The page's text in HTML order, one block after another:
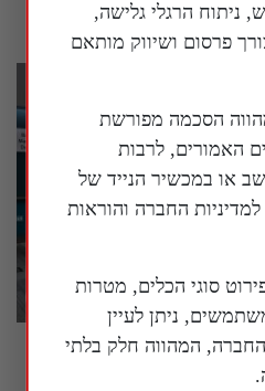
מידע על המעורבות של
הרגלי גלישה,
פרסום ושיווק מותאם
הסכמה מפורשת
האמורים, לרבות
או במכשיר הנייד של
החברה והוראות
סוגי הכלים, מטרות
ניתן לעיין
המהווה חלק בלתי